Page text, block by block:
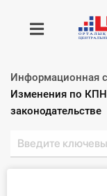
Получить
Главная ИС
Информационная
Текущий:
Изменения по
законодательстве